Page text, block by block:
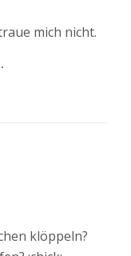
mich nicht.
klöppeln?